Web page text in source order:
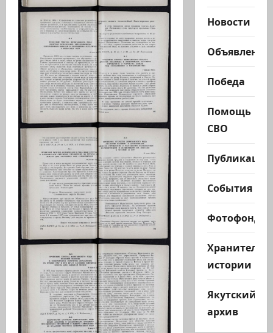
Новости
Объявления
Победа
Помощь
СВО
Публикации
События
Фотофонд
Хранители
истории
Якутский
архив